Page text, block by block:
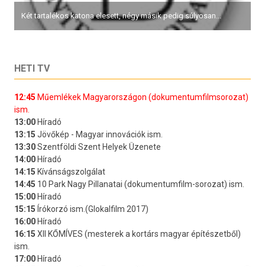
Két tartalékos katona elesett, négy másik pedig súlyosan...
HETI TV